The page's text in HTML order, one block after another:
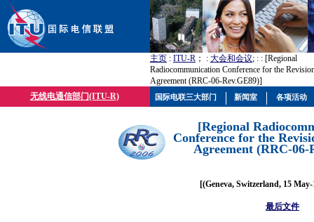
主页 : ITU-R ； : 大会和会议; : : [Regional
Radiocommunication Conference for the
Agreement (RRC-06-Rev.GE89)]
无线电通信部门(ITU-R)
[Regional
Conference for the
Agreement (RRC-06-
[(Geneva, Switzerland, 15
最后文件
国际电联三大部门 新闻室 各项活动